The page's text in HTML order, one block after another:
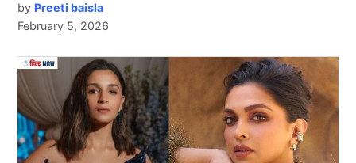
Virat Kohli
दरअसल, न्यूजीलैंड के खिलाफ वनडे सीरीज के बीच भारतीय टीम
के स्टार बल्लेबाज विराट कोहली (Virat Kohli) और उनकी पत्नी
एक्ट्रेस अनुष्का शर्मा ने रियल एस्टेट में एक और बड़ा निवेश किया
है। वनडे टीम में वापसी के बाद शानदार फॉर्म में चल रहे किंग
Next Article
by Preeti baisla
February 5, 2026